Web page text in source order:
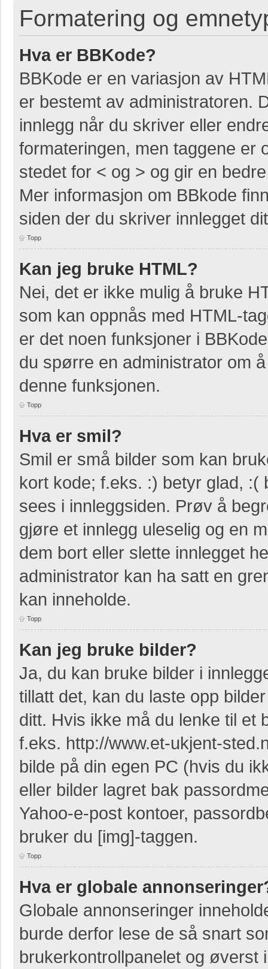
Formatering og
Hva er BBKode?
BBKode er en variasjon av
er bestemt av administratoren.
innlegg når du skriver eller
formateringen, men taggene er
stedet for < og > og gir en
Mer informasjon om BBkode
siden der du skriver innlegget
Topp
Kan jeg bruke HTML?
Nei, det er ikke mulig å bruke
som kan oppnås med HTML-
er det noen funksjoner i
du spørre en administrator om
denne funksjonen.
Topp
Hva er smil?
Smil er små bilder som kan
kort kode; f.eks. :) betyr glad,
sees i innleggsiden. Prøv å
gjøre et innlegg uleselig og en
dem bort eller slette innlegget
administrator kan ha satt en
kan inneholde.
Topp
Kan jeg bruke bilder?
Ja, du kan bruke bilder i
tillatt det, kan du laste opp
ditt. Hvis ikke må du lenke til et
f.eks. http://www.et-ukjent-
bilde på din egen PC (hvis du
eller bilder lagret bak
Yahoo-e-post kontoer,
bruker du [img]-taggen.
Topp
Hva er globale
Globale annonseringer
burde derfor lese de så snart
brukerkontrollpanelet og øverst